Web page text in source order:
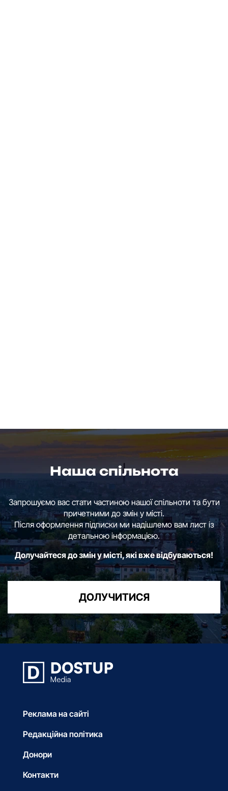
Наша спільнота
Запрошуємо вас стати частиною нашої спільноти та бути
причетними до змін у місті.
Після оформлення підписки ми надішлемо вам лист із
детальною інформацією.
Долучайтеся до змін у місті, які вже відбуваються!
ДОЛУЧИТИСЯ
Реклама на сайті
Редакційна політика
Донори
Контакти